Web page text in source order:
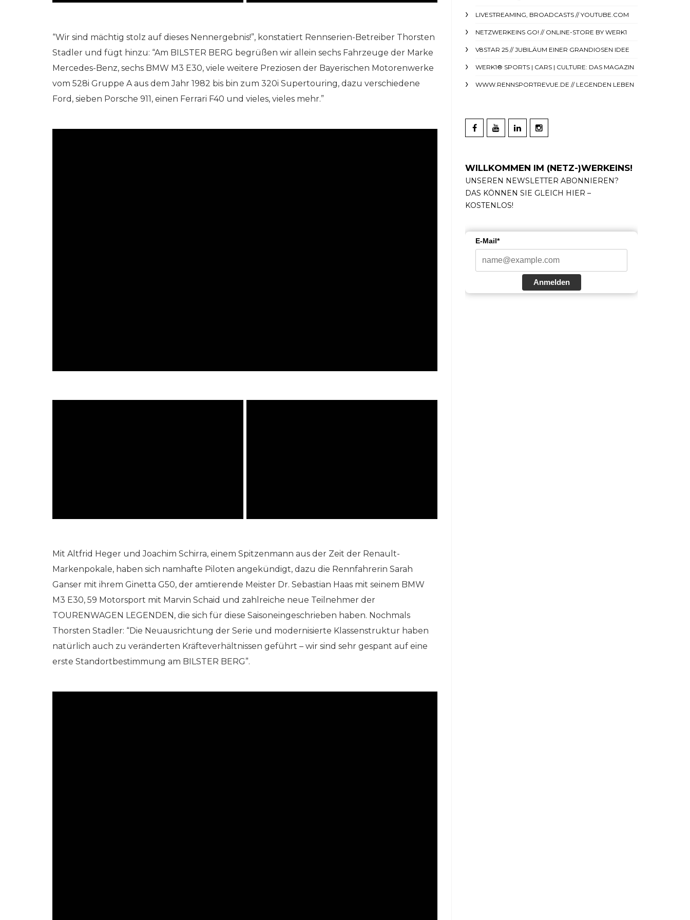
“Wir sind mächtig stolz auf dieses Nennergebnis!”, konstatiert Rennserien-Betreiber Thorsten
Stadler und fügt hinzu: “Am BILSTER BERG begrüßen wir allein sechs Fahrzeuge der Marke
Mercedes-Benz, sechs BMW M3 E30, viele weitere Preziosen der Bayerischen Motorenwerke
vom 528i Gruppe A aus dem Jahr 1982 bis bin zum 320i Supertouring, dazu verschiedene
Ford, sieben Porsche 911, einen Ferrari F40 und vieles, vieles mehr.”
Mit Altfrid Heger und Joachim Schirra, einem Spitzenmann aus der Zeit der Renault-
Markenpokale, haben sich namhafte Piloten angekündigt, dazu die Rennfahrerin Sarah
Ganser mit ihrem Ginetta G50, der amtierende Meister Dr. Sebastian Haas mit seinem BMW
M3 E30, 59 Motorsport mit Marvin Schaid und zahlreiche neue Teilnehmer der
TOURENWAGEN LEGENDEN, die sich für diese Saisoneingeschrieben haben. Nochmals
Thorsten Stadler: “Die Neuausrichtung der Serie und modernisierte Klassenstruktur haben
natürlich auch zu veränderten Kräfteverhältnissen geführt – wir sind sehr gespant auf eine
erste Standortbestimmung am BILSTER BERG”.
LIVESTREAMING, BROADCASTS // YOUTUBE.COM
NETZWERKEINS GO! // ONLINE-STORE BY WERK1
V8STAR 25 // JUBILÄUM EINER GRANDIOSEN IDEE
WERK1® SPORTS | CARS | CULTURE: DAS MAGAZIN
WWW.RENNSPORTREVUE.DE // LEGENDEN LEBEN
WILLKOMMEN IM (NETZ-)WERKEINS!
UNSEREN NEWSLETTER ABONNIEREN?
DAS KÖNNEN SIE GLEICH HIER –
KOSTENLOS!
E-Mail*
Anmelden